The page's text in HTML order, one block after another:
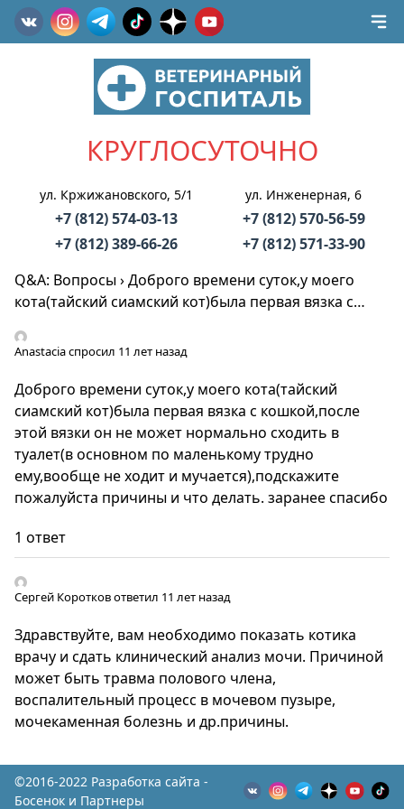
КРУГЛОСУТОЧНО
ул. Кржижановского, 5/1
+7 (812) 574-03-13
+7 (812) 389-66-26
ул. Инженерная, 6
+7 (812) 570-56-59
+7 (812) 571-33-90
Q&A: Вопросы›Доброго времени суток,у моего
кота(тайский сиамский кот)была первая вязка с…
Anastaciaспросил 11 лет назад
Доброго времени суток,у моего кота(тайский
сиамский кот)была первая вязка с кошкой,после
этой вязки он не может нормально сходить в
туалет(в основном по маленькому трудно
ему,вообще не ходит и мучается),подскажите
пожалуйста причины и что делать. заранее спасибо
1 ответ
Сергей Коротковответил 11 лет назад
Здравствуйте, вам необходимо показать котика
врачу и сдать клинический анализ мочи. Причиной
может быть травма полового члена,
воспалительный процесс в мочевом пузыре,
мочекаменная болезнь и др.причины.
©2016-2022 Разработка сайта -
Босенок и Партнеры